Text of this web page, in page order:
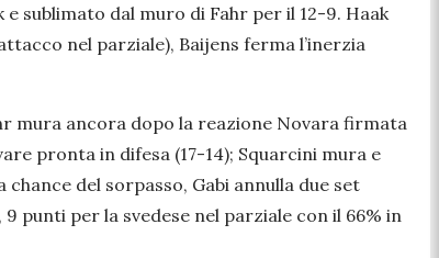
sublimato dal muro di Fahr per il 12-9. Haak
nel parziale), Baijens ferma l’inerzia
mura ancora dopo la reazione Novara firmata
pronta in difesa (17-14); Squarcini mura e
del sorpasso, Gabi annulla due set
punti per la svedese nel parziale con il 66% in